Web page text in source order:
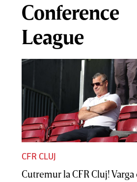
Jucătorul dorit de Pancu în
Giuleşti vrea să rupă contractul cu
CFR Cluj: ”A făcut notificare la
Conference
League
CFR CLUJ
Cutremur la CFR Cluj! Varga